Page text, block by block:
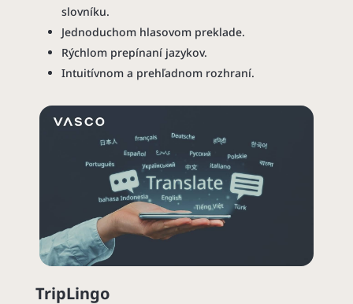
slovníku.
Jednoduchom hlasovom preklade.
Rýchlom prepínaní jazykov.
Intuitívnom a prehľadnom rozhraní.
TripLingo